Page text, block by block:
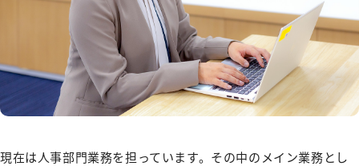
現在は人事部門業務を担っています。その中のメイン業務とし